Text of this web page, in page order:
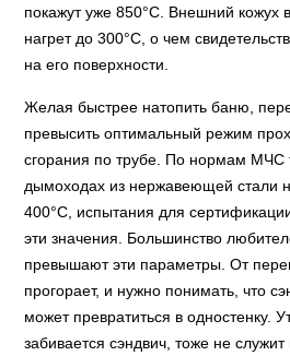
покажут уже 850°С. Внешний кожух
нагрет до 300°С, о чем
на его поверхности.
Желая быстрее натопить баню,
превысить оптимальный режим
сгорания по трубе. По нормам МЧС
дымоходах из нержавеющей стали
400°С, испытания для
эти значения. Большинство
превышают эти параметры. От
прогорает, и нужно понимать, что
может превратиться в одностенку.
забивается сэндвич, тоже не